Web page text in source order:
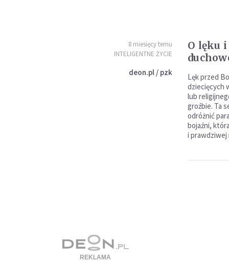
8 miesięcy temu
INTELIGENTNE ŻYCIE
deon.pl / pzk
O lęku
Lęk przed
dziecięcych
lub
groźbie. Ta
odróżnić
bojaźni,
i prawdziwej